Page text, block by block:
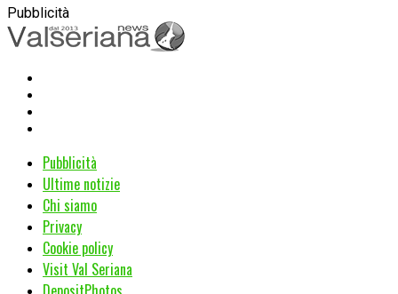
Pubblicità
Pubblicità
Ultime notizie
Chi siamo
Privacy
Cookie policy
Visit Val Seriana